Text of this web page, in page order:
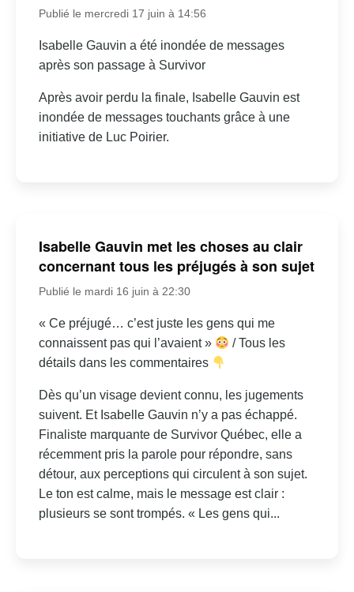
Publié le mercredi 17 juin à 14:56
Isabelle Gauvin a été inondée de messages
après son passage à Survivor
Après avoir perdu la finale, Isabelle Gauvin est
inondée de messages touchants grâce à une
initiative de Luc Poirier.
Isabelle Gauvin met les choses au clair
concernant tous les préjugés à son sujet
Publié le mardi 16 juin à 22:30
« Ce préjugé… c’est juste les gens qui me
connaissent pas qui l’avaient »
/ Tous les
détails dans les commentaires
Dès qu’un visage devient connu, les jugements
suivent. Et Isabelle Gauvin n’y a pas échappé.
Finaliste marquante de Survivor Québec, elle a
récemment pris la parole pour répondre, sans
détour, aux perceptions qui circulent à son sujet.
Le ton est calme, mais le message est clair :
plusieurs se sont trompés. « Les gens qui...